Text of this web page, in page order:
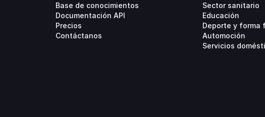
Base de conocimientos
Documentación API
Precios
Contáctanos
Sector sanitario
Educación
Deporte y forma
Automoción
Servicios